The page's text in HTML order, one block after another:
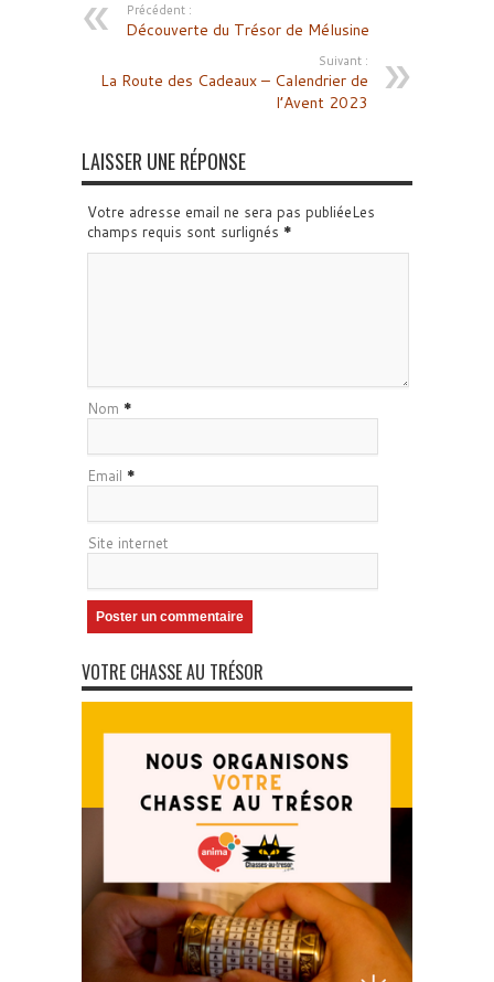
Précédent :
Découverte du Trésor de Mélusine
Suivant :
La Route des Cadeaux – Calendrier de
l’Avent 2023
LAISSER UNE RÉPONSE
Votre adresse email ne sera pas publiéeLes
champs requis sont surlignés *
Nom *
Email *
Site internet
VOTRE CHASSE AU TRÉSOR